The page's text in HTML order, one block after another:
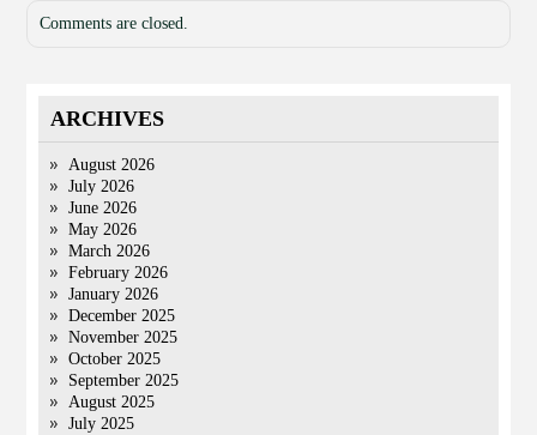
Comments are closed.
ARCHIVES
August 2026
July 2026
June 2026
May 2026
March 2026
February 2026
January 2026
December 2025
November 2025
October 2025
September 2025
August 2025
July 2025